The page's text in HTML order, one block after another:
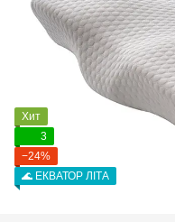
Хит
3
−24%
🌊 ЕКВАТОР ЛІТА